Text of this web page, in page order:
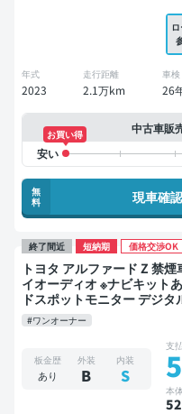
年式
2023
走行距離
2.1万km
車検
26
中古車販
お買い得
無
料
現車確
終了間近 短納期 価格交渉OK
トヨタ アルファード Z 禁煙車 整備記録簿あり ディスプレ
イオーディオ ※ナビキット
ドスポットモニター デジ
ーズ 3列シート スマートキ
モニター 全方位カメラ ドラ
電動スライドドア 7人乗り
#ワンオーナー
板金歴
あり
外装
B
内装
S
支
本